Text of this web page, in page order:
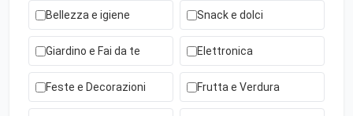
Bellezza e igiene Snack e dolci
Giardino e Fai da te Elettronica
Feste e Decorazioni Frutta e Verdura